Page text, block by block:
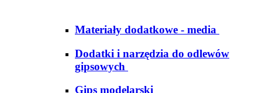
Materiały dodatkowe - media
Dodatki i narzędzia do odlewów
gipsowych
Gips modelarski